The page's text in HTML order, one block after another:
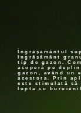
Îngrășământul
îngrășământ
tip de gazon.
acoperă pe
gazon, având un
acestora. Prin
este stimulată să
lupta cu